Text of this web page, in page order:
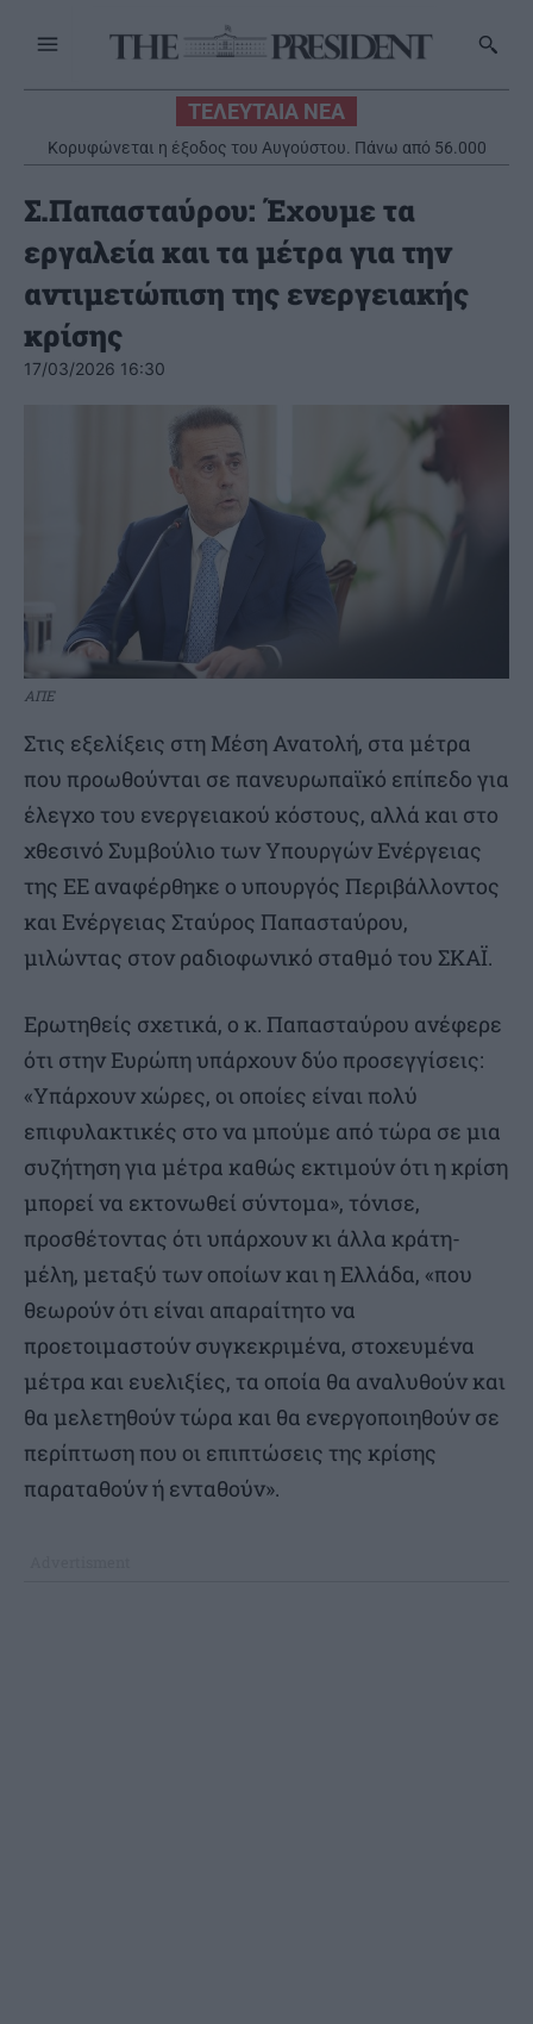
ΤΕΛΕΥΤΑΙΑ ΝΕΑ
Κορυφώνεται η έξοδος του Αυγούστου. Πάνω από 56.000
επιβάτες αναχωρούν σήμερα από τα λιμάνια της Αττικής
Σ.Παπασταύρου: Έχουμε τα
εργαλεία και τα μέτρα για την
αντιμετώπιση της ενεργειακής
κρίσης
17/03/2026 16:30
ΑΠΕ
Στις εξελίξεις στη Μέση Ανατολή, στα μέτρα
που προωθούνται σε πανευρωπαϊκό επίπεδο για
έλεγχο του ενεργειακού κόστους, αλλά και στο
χθεσινό Συμβούλιο των Υπουργών Ενέργειας
της ΕΕ αναφέρθηκε ο υπουργός Περιβάλλοντος
και Ενέργειας Σταύρος Παπασταύρου,
μιλώντας στον ραδιοφωνικό σταθμό του ΣΚΑΪ.
Ερωτηθείς σχετικά, ο κ. Παπασταύρου ανέφερε
ότι στην Ευρώπη υπάρχουν δύο προσεγγίσεις:
«Υπάρχουν χώρες, οι οποίες είναι πολύ
επιφυλακτικές στο να μπούμε από τώρα σε μια
συζήτηση για μέτρα καθώς εκτιμούν ότι η κρίση
μπορεί να εκτονωθεί σύντομα», τόνισε,
προσθέτοντας ότι υπάρχουν κι άλλα κράτη-
μέλη, μεταξύ των οποίων και η Ελλάδα, «που
θεωρούν ότι είναι απαραίτητο να
προετοιμαστούν συγκεκριμένα, στοχευμένα
μέτρα και ευελιξίες, τα οποία θα αναλυθούν και
θα μελετηθούν τώρα και θα ενεργοποιηθούν σε
περίπτωση που οι επιπτώσεις της κρίσης
παραταθούν ή ενταθούν».